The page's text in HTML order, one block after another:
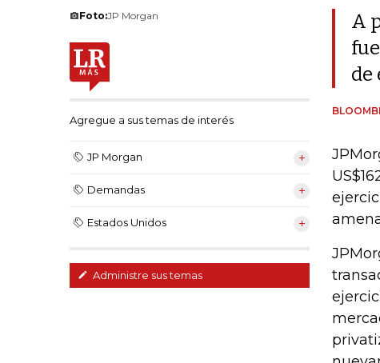
Foto:JP Morgan
Agregue a sus temas de interés
JP Morgan
Demandas
Estados Unidos
Administre sus temas
A
de